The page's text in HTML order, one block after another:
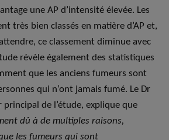
une AP d’intensité élevée. Les
très bien classés en matière d’AP et,
ce classement diminue avec
révèle également des statistiques
que les anciens fumeurs sont
qui n’ont jamais fumé. Le Dr
principal de l’étude, explique que
dû à de multiples raisons,
les fumeurs qui sont